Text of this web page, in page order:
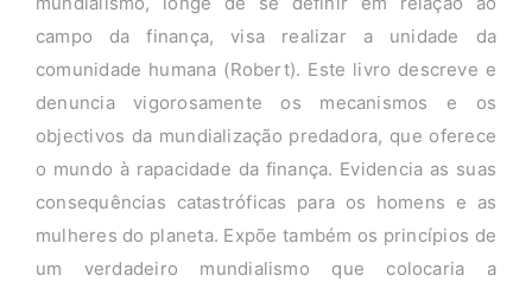
campo da finança, visa realizar a unidade da
comunidade humana (Robert). Este livro descreve e
denuncia vigorosamente os mecanismos e os
objectivos da mundialização predadora, que oferece
o mundo à rapacidade da finança. Evidencia as suas
consequências catastróficas para os homens e as
mulheres do planeta. Expõe também os princípios de
um verdadeiro mundialismo que colocaria a